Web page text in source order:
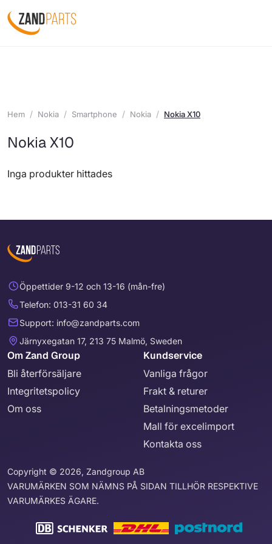
Hem Nokia Smartphone Nokia Nokia X10
Nokia X10
Inga produkter hittades
Öppettider 9-12 och 13-16 (mån-fre)
Telefon: 013-31 60 34
Support: info@zandparts.com
Järnyxegatan 17, 213 75 Malmö, Sweden
Om Zand Group
Bli återförsäljare
Integritetspolicy
Om oss
Kundservice
Vanliga frågor
Frakt & returer
Betalningsmetoder
Mall för excelimport
Kontakta oss
Copyright © 2026, Zandgroup AB
VARUMÄRKEN SOM NÄMNS PÅ SIDAN TILLHÖR RESPEKTIVE
VARUMÄRKES ÄGARE.